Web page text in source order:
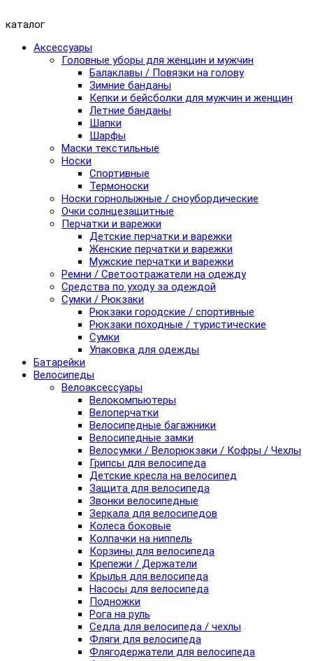
каталог
Аксессуары
Головные уборы для женщин и мужчин
Балаклавы / Повязки на голову
Зимние банданы
Кепки и бейсболки для мужчин и женщин
Летние банданы
Шапки
Шарфы
Маски текстильные
Носки
Спортивные
Термоноски
Носки горнолыжные / сноубордические
Очки солнцезащитные
Перчатки и варежки
Детские перчатки и варежки
Женские перчатки и варежки
Мужские перчатки и варежки
Ремни / Светоотражатели на одежду
Средства по уходу за одеждой
Сумки / Рюкзаки
Рюкзаки городские / спортивные
Рюкзаки походные / туристические
Сумки
Упаковка для одежды
Батарейки
Велосипеды
Велоаксессуары
Велокомпьютеры
Велоперчатки
Велосипедные багажники
Велосипедные замки
Велосумки / Велорюкзаки / Кофры / Чехлы
Грипсы для велосипеда
Детские кресла на велосипед
Защита для велосипеда
Звонки велосипедные
Зеркала для велосипедов
Колеса боковые
Колпачки на ниппель
Корзины для велосипеда
Крепежи / Держатели
Крылья для велосипеда
Насосы для велосипеда
Подножки
Рога на руль
Седла для велосипеда / чехлы
Фляги для велосипеда
Флягодержатели для велосипеда